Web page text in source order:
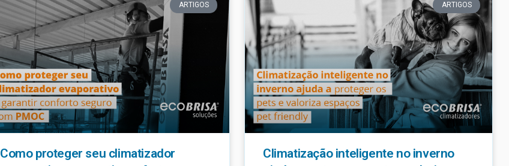
ARTIGOS
Como proteger seu climatizador
ARTIGOS
Climatização inteligente no inverno